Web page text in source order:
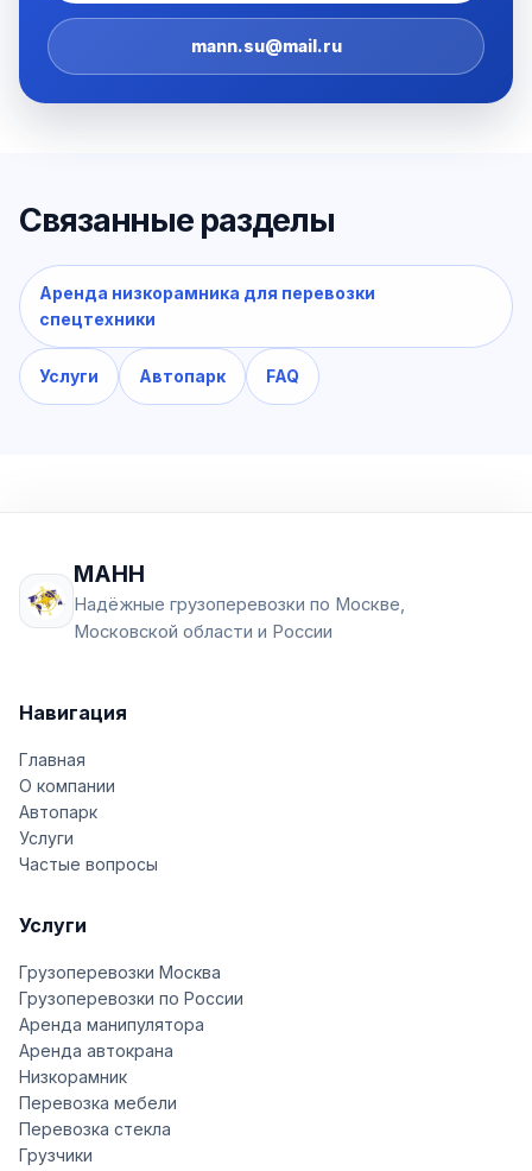
mann.su@mail.ru
Связанные разделы
Аренда низкорамника для перевозки
спецтехники
Услуги Автопарк FAQ
МАНН
Надёжные грузоперевозки по Москве,
Московской области и России
Навигация
Главная
О компании
Автопарк
Услуги
Частые вопросы
Услуги
Грузоперевозки Москва
Грузоперевозки по России
Аренда манипулятора
Аренда автокрана
Низкорамник
Перевозка мебели
Перевозка стекла
Грузчики